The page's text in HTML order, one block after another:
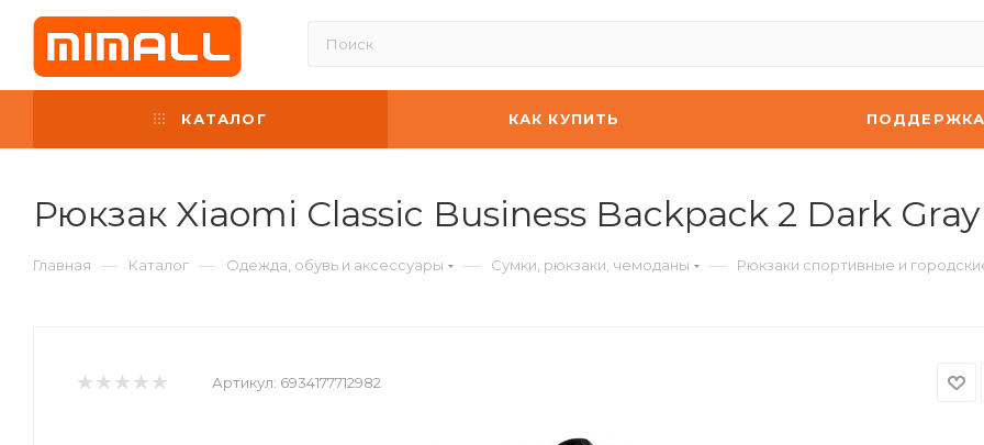
КАТАЛОГ КАК КУПИТЬ ПОДДЕРЖКА
Рюкзак Xiaomi Classic Business Backpack 2 Dark Gray
Главная — Каталог — Одежда, обувь и аксессуары — Сумки, рюкзаки, чемоданы — Рюкзаки спортивные и
Артикул: 6934177712982